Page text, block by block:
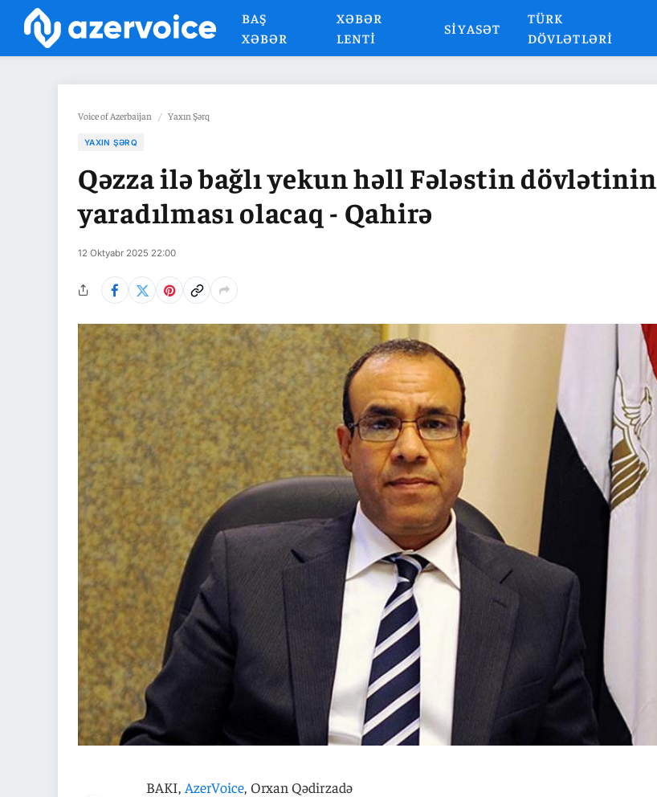
BAŞ
XƏBƏR
XƏBƏR
LENTI
SIYASƏT
TÜRK
DÖVLƏTLƏRI
Voice of Azerbaijan / Yaxın Şərq
YAXIN ŞƏRQ
Qəzza ilə bağlı yekun həll Fələstin dövlətinin
yaradılması olacaq - Qahirə
12 Oktyabr 2025 22:00
BAKI, AzerVoice, Orxan Qədirzadə